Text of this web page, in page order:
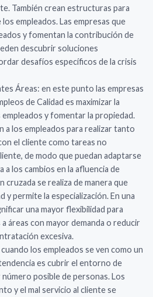
También crean estructuras para
empleados. Las empresas que
y fomentan la contribución de
descubrir soluciones
desafíos específicos de la crisis
Áreas: en este punto las empresas
de Calidad es maximizar la
y fomentar la propiedad.
a los empleados para realizar tanto
el cliente como tareas no
de modo que puedan adaptarse
a los cambios en la afluencia de
cruzada se realiza de manera que
y permite la especialización. En una
una mayor flexibilidad para
áreas con mayor demanda o reducir
excesiva.
los empleados se ven como un
es cubrir el entorno de
posible de personas. Los
y el mal servicio al cliente se